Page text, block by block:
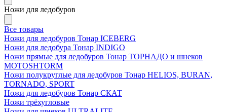
Ножи для ледобуров
Все товары
Ножи для ледобуров Тонар ICEBERG
Ножи для ледобура Тонар INDIGO
Ножи прямые для ледобуров Тонар ТОРНАДО и шнеков
MOTOSHTORM
Ножи полукруглые для ледобуров Тонар HELIOS, BURAN,
TORNADO, SPORT
Ножи для ледобуров Тонар СКАТ
Ножи трёхугловые